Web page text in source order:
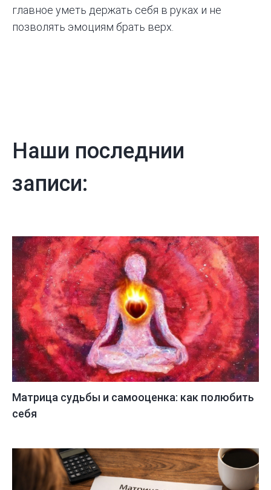
главное уметь держать себя в руках и не
позволять эмоциям брать верх.
Наши последнии
записи:
Матрица судьбы и самооценка: как полюбить
себя